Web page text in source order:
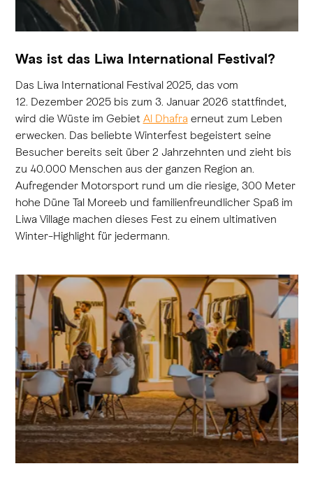
Was ist das Liwa International Festival?
Das Liwa International Festival 2025, das vom
12. Dezember 2025 bis zum 3. Januar 2026 stattfindet,
wird die Wüste im Gebiet Al Dhafraerneut zum Leben
erwecken. Das beliebte Winterfest begeistert seine
Besucher bereits seit über 2 Jahrzehnten und zieht bis
zu 40.000 Menschen aus der ganzen Region an.
Aufregender Motorsport rund um die riesige, 300 Meter
hohe Düne Tal Moreeb und familienfreundlicher Spaß im
Liwa Village machen dieses Fest zu einem ultimativen
Winter-Highlight für jedermann.